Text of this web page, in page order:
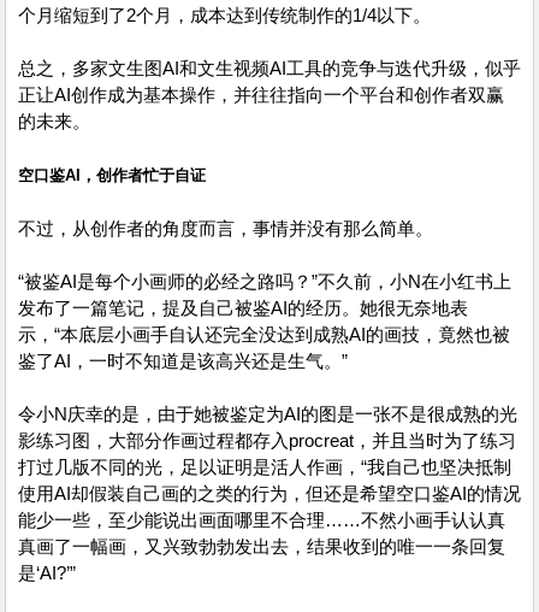
个月缩短到了2个月，成本达到传统制作的1/4以下。
总之，多家文生图AI和文生视频AI工具的竞争与迭代升级，似乎
正让AI创作成为基本操作，并往往指向一个平台和创作者双赢
的未来。
空口鉴AI，创作者忙于自证
不过，从创作者的角度而言，事情并没有那么简单。
“被鉴AI是每个小画师的必经之路吗？”不久前，小N在小红书上
发布了一篇笔记，提及自己被鉴AI的经历。她很无奈地表
示，“本底层小画手自认还完全没达到成熟AI的画技，竟然也被
鉴了AI，一时不知道是该高兴还是生气。”
令小N庆幸的是，由于她被鉴定为AI的图是一张不是很成熟的光
影练习图，大部分作画过程都存入procreat，并且当时为了练习
打过几版不同的光，足以证明是活人作画，“我自己也坚决抵制
使用AI却假装自己画的之类的行为，但还是希望空口鉴AI的情况
能少一些，至少能说出画面哪里不合理……不然小画手认认真
真画了一幅画，又兴致勃勃发出去，结果收到的唯一一条回复
是‘AI?’”